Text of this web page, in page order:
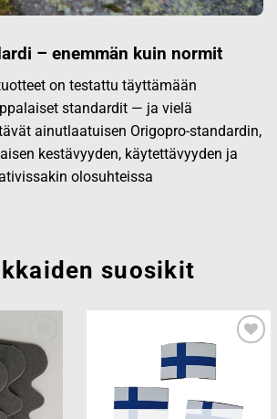
– enemmän kuin normit
on testattu täyttämään
standardit — ja vielä
ainutlaatuisen Origopro-standardin,
kestävyyden, käytettävyyden ja
olosuhteissa
suosikit
Add to
wishlist